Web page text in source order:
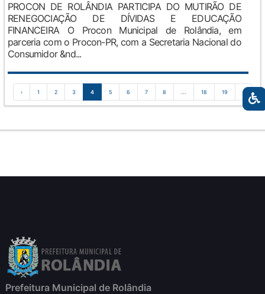
PROCON DE ROLÂNDIA PARTICIPA DO MUTIRÃO DE
RENEGOCIAÇÃO DE DÍVIDAS E EDUCAÇÃO
FINANCEIRA O Procon Municipal de Rolândia, em
parceria com o Procon-PR, com a Secretaria Nacional do
Consumidor &nd...
‹ 1 2 3 4 5 6 7 8 ... 18 19 ›
Prefeitura Municipal de Rolândia